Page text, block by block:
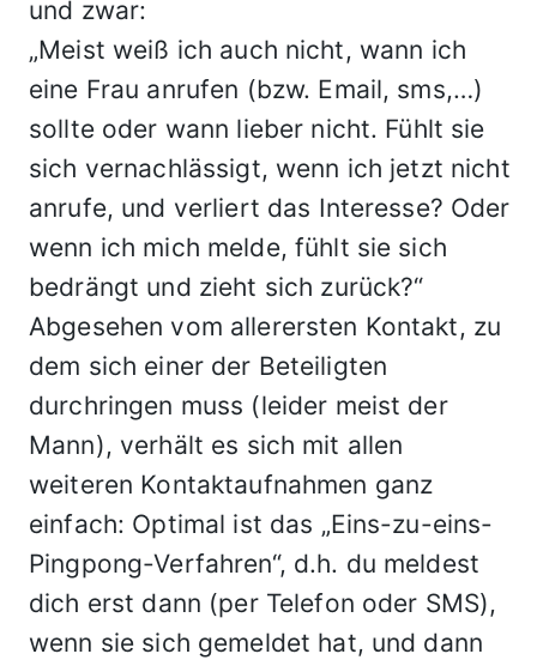
und zwar:
„Meist weiß ich auch nicht, wann ich
eine Frau anrufen (bzw. Email, sms,…)
sollte oder wann lieber nicht. Fühlt sie
sich vernachlässigt, wenn ich jetzt nicht
anrufe, und verliert das Interesse? Oder
wenn ich mich melde, fühlt sie sich
bedrängt und zieht sich zurück?“
Abgesehen vom allerersten Kontakt, zu
dem sich einer der Beteiligten
durchringen muss (leider meist der
Mann), verhält es sich mit allen
weiteren Kontaktaufnahmen ganz
einfach: Optimal ist das „Eins-zu-eins-
Pingpong-Verfahren“, d.h. du meldest
dich erst dann (per Telefon oder SMS),
wenn sie sich gemeldet hat, und dann